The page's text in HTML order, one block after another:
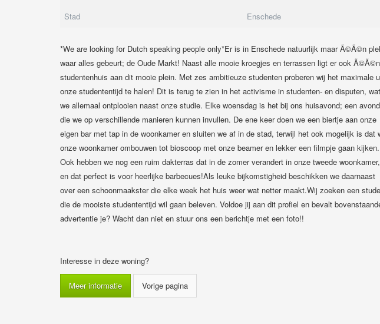
Stad
Enschede
*We are looking for Dutch speaking people only*Er is in Enschede natuurlijk maar Ã©Ã©n
waar alles gebeurt; de Oude Markt! Naast alle mooie kroegjes en terrassen ligt er ook Ã©Ã©n
studentenhuis aan dit mooie plein. Met zes ambitieuze studenten proberen wij het maximale
onze studententijd te halen! Dit is terug te zien in het activisme in studenten- en disputen, wat
we allemaal ontplooien naast onze studie. Elke woensdag is het bij ons huisavond; een avond
die we op verschillende manieren kunnen invullen. De ene keer doen we een biertje aan onze
eigen bar met tap in de woonkamer en sluiten we af in de stad, terwijl het ook mogelijk is dat
onze woonkamer ombouwen tot bioscoop met onze beamer en lekker een filmpje gaan kijken.
Ook hebben we nog een ruim dakterras dat in de zomer verandert in onze tweede woonkamer,
en dat perfect is voor heerlijke barbecues!Als leuke bijkomstigheid beschikken we daarnaast
over een schoonmaakster die elke week het huis weer wat netter maakt.Wij zoeken een
die de mooiste studententijd wil gaan beleven. Voldoe jij aan dit profiel en bevalt
advertentie je? Wacht dan niet en stuur ons een berichtje met een foto!!
Interesse in deze woning?
Meer informatie